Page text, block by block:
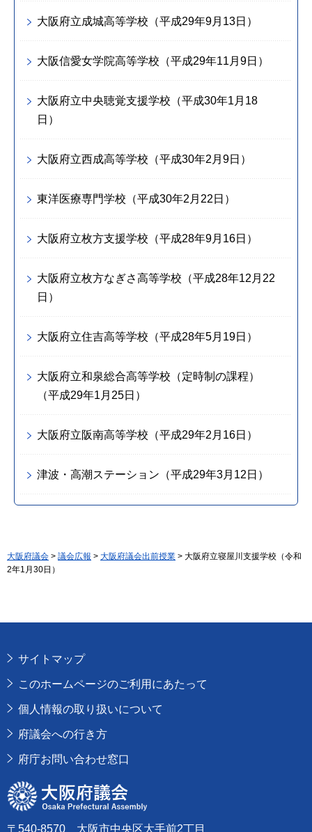
大阪府立成城高等学校（平成29年9月13日）
大阪信愛女学院高等学校（平成29年11月9日）
大阪府立中央聴覚支援学校（平成30年1月18
日）
大阪府立西成高等学校（平成30年2月9日）
東洋医療専門学校（平成30年2月22日）
大阪府立枚方支援学校（平成28年9月16日）
大阪府立枚方なぎさ高等学校（平成28年12月22
日）
大阪府立住吉高等学校（平成28年5月19日）
大阪府立和泉総合高等学校（定時制の課程）
（平成29年1月25日）
大阪府立阪南高等学校（平成29年2月16日）
津波・高潮ステーション（平成29年3月12日）
大阪府議会 > 議会広報 > 大阪府議会出前授業 > 大阪府立寝屋川支援学校（令和
2年1月30日）
サイトマップ
このホームページのご利用にあたって
個人情報の取り扱いについて
府議会への行き方
府庁お問い合わせ窓口
大阪府議会
〒540-8570 大阪市中央区大手前2丁目